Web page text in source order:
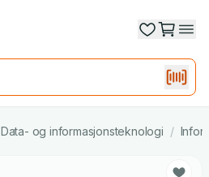
Data- og informasjonsteknologi /